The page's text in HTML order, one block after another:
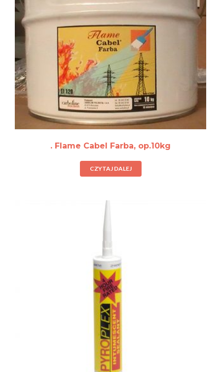
. Flame Cabel Farba, op.10kg
CZYTAJ DALEJ